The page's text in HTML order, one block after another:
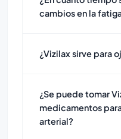
cambios en la
¿Vizilax sirve para
¿Se puede tomar
medicamentos
arterial?